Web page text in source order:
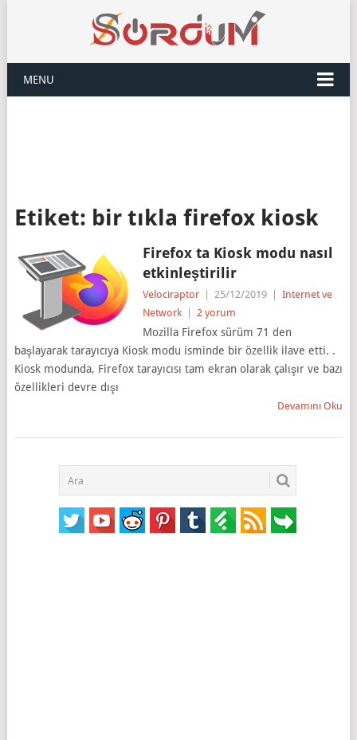
MENU
Etiket: bir tıkla firefox kiosk
Firefox ta Kiosk modu nasıl
etkinleştirilir
Velociraptor 25/12/2019
Internet ve
Network
2 yorum
Mozilla Firefox sürüm 71 den
başlayarak tarayıcıya Kiosk modu isminde bir özellik ilave etti. .
Kiosk modunda, Firefox tarayıcısı tam ekran olarak çalışır ve bazı
özellikleri devre dışı
Devamını Oku